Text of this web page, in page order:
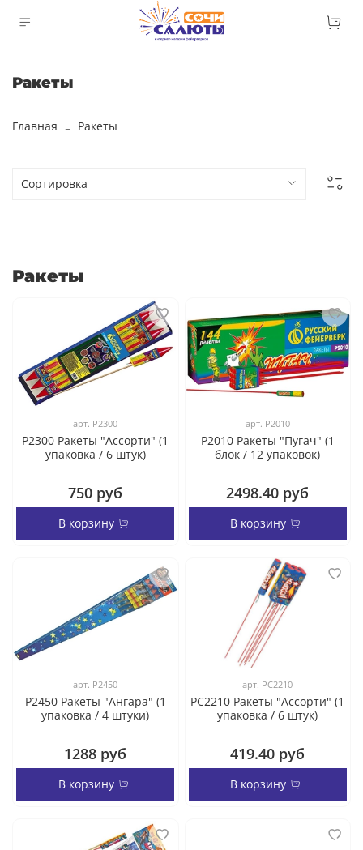
Ракеты
Главная Ракеты
Ракеты
арт. Р2300
Р2300 Ракеты "Ассорти" (1
упаковка / 6 штук)
750 руб
В корзину
арт. Р2010
Р2010 Ракеты "Пугач" (1
блок / 12 упаковок)
2498.40 руб
В корзину
арт. Р2450
Р2450 Ракеты "Ангара" (1
упаковка / 4 штуки)
1288 руб
В корзину
арт. РС2210
РС2210 Ракеты "Ассорти" (1
упаковка / 6 штук)
419.40 руб
В корзину